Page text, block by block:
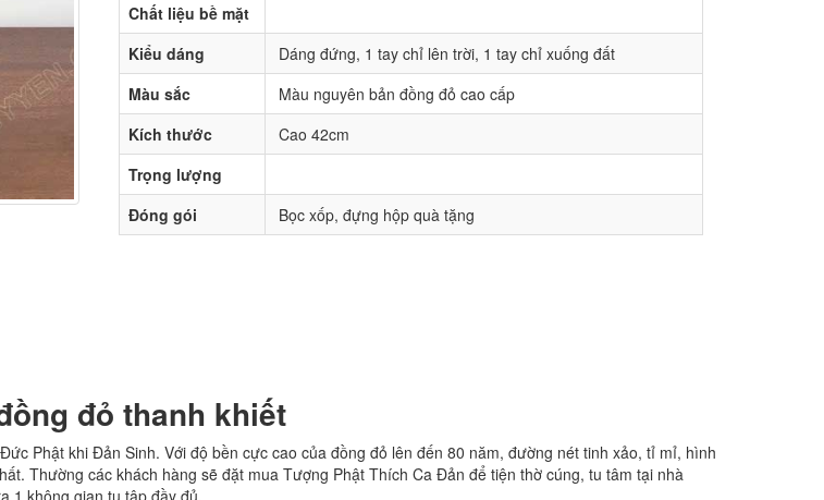
Chất liệu bề mặt
Kiểu dáng
Dáng đứng, 1 tay chỉ lên trời, 1 tay chỉ xuống đất
Màu sắc
Màu nguyên bản đồng đỏ cao cấp
Kích thước
Cao 42cm
Trọng lượng
Đóng gói
Bọc xốp, đựng hộp quà tặng
đỏ thanh khiết
Phật khi Đản Sinh. Với độ bền cực cao của đồng đỏ lên đến 80 năm, đường nét tinh xảo, tỉ mỉ, hình
Thường các khách hàng sẽ đặt mua Tượng Phật Thích Ca Đản để tiện thờ cúng, tu tâm tại nhà